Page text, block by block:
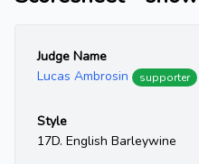
Judge Name
Lucas Ambrosin
supporter
Style
17D. English Barleywine